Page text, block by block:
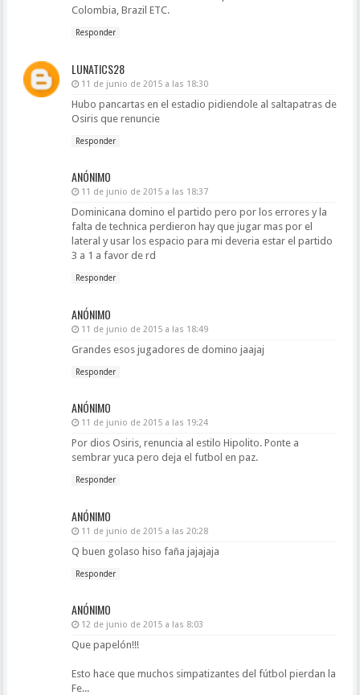
Colombia, Brazil ETC.
Responder
LUNATICS28
11 de junio de 2015 a las 18:30
Hubo pancartas en el estadio pidiendole al saltapatras de
Osiris que renuncie
Responder
ANÓNIMO
11 de junio de 2015 a las 18:37
Dominicana domino el partido pero por los errores y la
falta de technica perdieron hay que jugar mas por el
lateral y usar los espacio para mi deveria estar el partido
3 a 1 a favor de rd
Responder
ANÓNIMO
11 de junio de 2015 a las 18:49
Grandes esos jugadores de domino jaajaj
Responder
ANÓNIMO
11 de junio de 2015 a las 19:24
Por dios Osiris, renuncia al estilo Hipolito. Ponte a
sembrar yuca pero deja el futbol en paz.
Responder
ANÓNIMO
11 de junio de 2015 a las 20:28
Q buen golaso hiso faña jajajaja
Responder
ANÓNIMO
12 de junio de 2015 a las 8:03
Que papelón!!!
Esto hace que muchos simpatizantes del fútbol pierdan la
Fe...